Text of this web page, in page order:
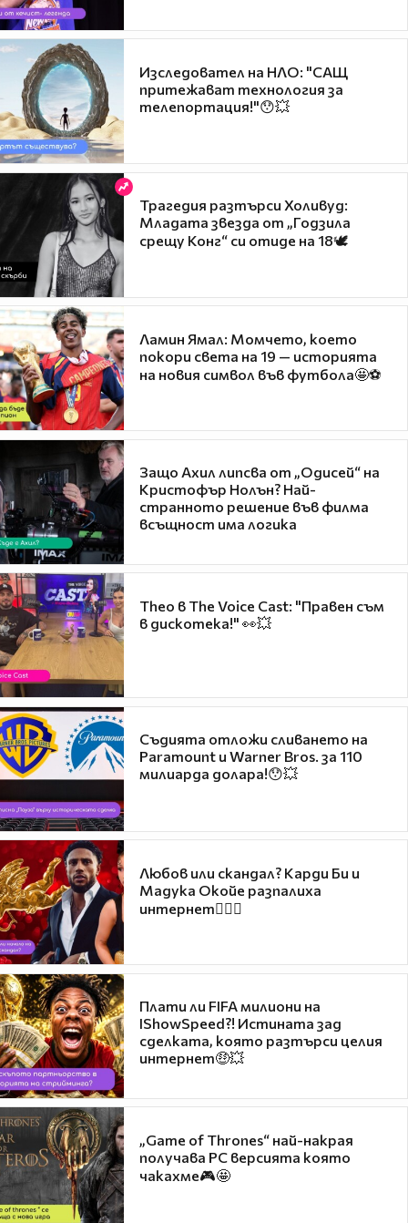
Изследовател на НЛО: "САЩ
притежават технология за
телепортация!"😯💥
Трагедия разтърси Холивуд:
Младата звезда от „Годзила
срещу Конг“ си отиде на 18🕊️
Ламин Ямал: Момчето, което
покори света на 19 — историята
на новия символ във футбола🤩⚽
Защо Ахил липсва от „Одисей“ на
Кристофър Нолън? Най-
странното решение във филма
всъщност има логика
Theo в The Voice Cast: "Правен съм
в дискотека!" 👀💥
Съдията отложи сливането на
Paramount и Warner Bros. за 110
милиарда долара!😯💥
Любов или скандал? Карди Би и
Мадука Окойе разпалиха
интернет❤️‍🔥🔥
Плати ли FIFA милиони на
IShowSpeed?! Истината зад
сделката, която разтърси целия
интернет🤑💥
„Game of Thrones“ най-накрая
получава PC версията която
чакахме🎮🤩